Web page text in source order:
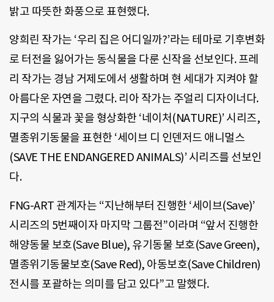
밝고 따뜻한 화풍으로 표현했다.
양희린 작가는 ‘우리 집은 어디일까?’라는 테마로 기후변화
로 터전을 잃어가는 동식물을 다룬 신작을 선보인다. 프레
리 작가는 경남 거제도에서 생활하며 현 세대가 지켜야 할
아름다운 자연을 그렸다. 리아 작가는 주얼리 디자이너다.
지구의 식물과 꽃을 형상화한 ‘네이처(NATURE)’ 시리즈,
멸종위기동물을 표현한 ‘세이브 디 인덴저드 애니멀스
(SAVE THE ENDANGERED ANIMALS)’ 시리즈를 선보인
다.
FNG-ART 관계자는 “지난해부터 진행한 ‘세이브(Save)’
시리즈의 5번째이자 마지막 그룹전”이라며 “앞서 진행한
해양동물 보호(Save Blue), 유기동물 보호(Save Green),
멸종위기동물보호(Save Red), 아동보호(Save Children)
전시를 포괄하는 의미를 담고 있다”고 말했다.